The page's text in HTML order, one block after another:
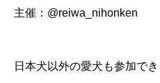
主催：@reiwa_nihonken
日本犬以外の愛犬も参加で